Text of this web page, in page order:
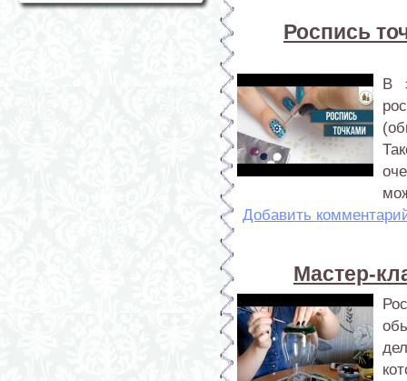
Роспись
В
Добавить
Мастер-